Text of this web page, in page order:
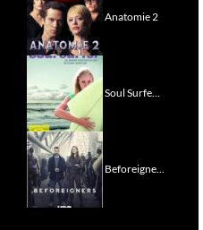
Anatomie 2
Soul Surfe...
Beforeigne...